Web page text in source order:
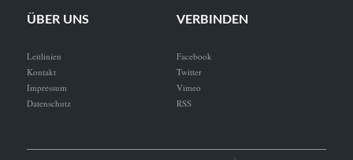
ÜBER UNS
Leitlinien
Kontakt
Impressum
Datenschutz
VERBINDEN
Facebook
Twitter
Vimeo
RSS